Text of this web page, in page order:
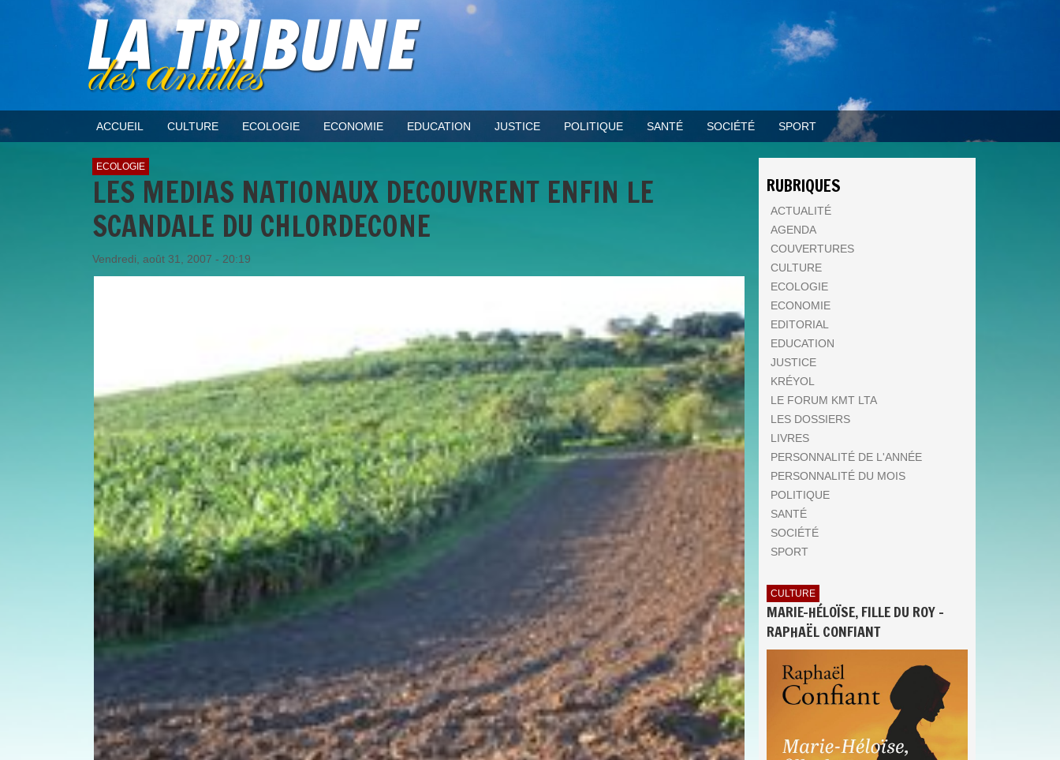
ACCUEIL CULTURE ECOLOGIE ECONOMIE EDUCATION JUSTICE POLITIQUE SANTÉ SOCIÉTÉ SPORT
ECOLOGIE
LES MEDIAS NATIONAUX DECOUVRENT ENFIN LE
SCANDALE DU CHLORDECONE
Vendredi, août 31, 2007 - 20:19
RUBRIQUES
ACTUALITÉ
AGENDA
COUVERTURES
CULTURE
ECOLOGIE
ECONOMIE
EDITORIAL
EDUCATION
JUSTICE
KRÉYOL
LE FORUM KMT LTA
LES DOSSIERS
LIVRES
PERSONNALITÉ DE L'ANNÉE
PERSONNALITÉ DU MOIS
POLITIQUE
SANTÉ
SOCIÉTÉ
SPORT
CULTURE
MARIE-HÉLOÏSE, FILLE DU ROY -
RAPHAËL CONFIANT